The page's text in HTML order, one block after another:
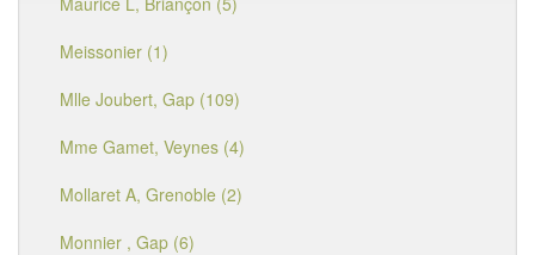
Meissonier (1)
Mlle Joubert, Gap (109)
Mme Gamet, Veynes (4)
Mollaret A, Grenoble (2)
Monnier , Gap (6)